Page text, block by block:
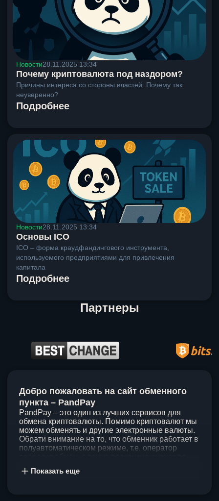
Новости28.11.2025 13:34
Почему криптовалюта под наздором?
Причины интереса со стороны властей. Почему так
неуверенно?
Подробнее
Новости28.11.2025 13:34
Основы ICO
ICO – форма краудфандингового инструмента,
используемого предприятиями для привлечения
капитала
Подробнее
Партнеры
Добро пожаловать на сайт обменного
пункта – PandPay
PandPay – это один из лучших сервисов для
обмена криптовалюты. Помимо криптовалют мы
можем обменять и другие электронные валюты.
Обрати внимание на то, что обменник работает в
полуавтоматическом режиме, т.е. оператор
клиентов, поэтому стараемся проводить обмены
Показать еще